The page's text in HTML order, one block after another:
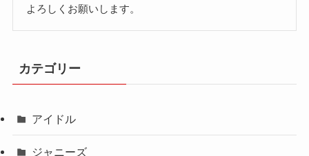
よろしくお願いします。
カテゴリー
アイドル
ジャニーズ